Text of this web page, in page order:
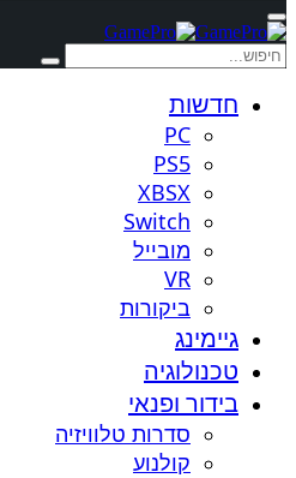
חדשות
PC
PS5
XBSX
Switch
מובייל
VR
ביקורות
גיימינג
טכנולוגיה
בידור ופנאי
סדרות טלוויזיה
קולנוע